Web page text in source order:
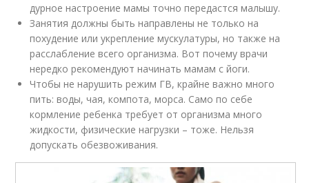
дурное настроение мамы точно передастся малышу.
Занятия должны быть направлены не только на
похудение или укрепление мускулатуры, но также на
расслабление всего организма. Вот почему врачи
нередко рекомендуют начинать мамам с йоги.
Чтобы не нарушить режим ГВ, крайне важно много
пить: воды, чая, компота, морса. Само по себе
кормление ребенка требует от организма много
жидкости, физические нагрузки – тоже. Нельзя
допускать обезвоживания.